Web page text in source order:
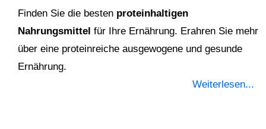
Finden Sie die besten proteinhaltigen
Nahrungsmittel für Ihre Ernährung. Erahren Sie mehr
über eine proteinreiche ausgewogene und gesunde
Ernährung.
Weiterlesen...